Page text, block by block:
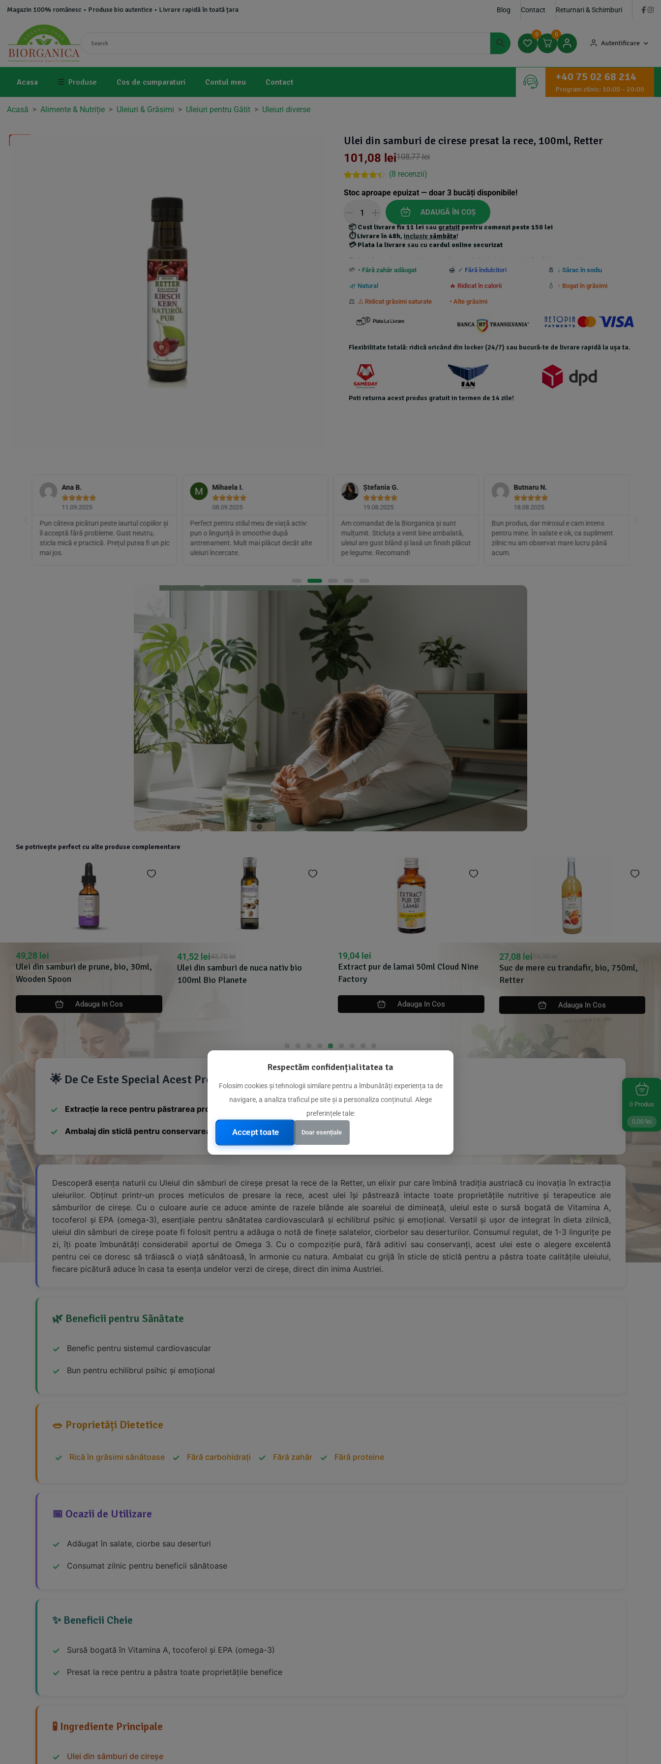
Magazin 100% românesc • Produse bio autentice • Livrare rapidă în toată țara Blog Contact Returnari & Schimburi
0 0
Autentificare
Acasa ☰ Produse Cos de cumparaturi Contul meu Contact +40 75 02 68 214
Program zilnic: 10:00 – 20:00
Acasă > Alimente & Nutriție > Uleiuri & Grăsimi > Uleiuri pentru Gătit > Uleiuri diverse
Ulei din samburi de cirese presat la rece, 100ml, Retter
108,77lei
101,08 lei
out of 5
customer
ratings
(8 recenzii)
Stoc aproape epuizat — doar3 bucăți disponibile!
ADAUGĂ ÎN COȘ
📦Cost livrare fix 11 leisaugratuitpentru comenzi peste 150 lei
⏱️Livrare în 48h,inclusiv sâmbăta!
💳Plata la livrare sau cu cardul online securizat
*Produsele foarte grele au costuri de transport suplimentare calculate la checkout și nu beneficiază de transport gratuit.
🌱 • Fără zahăr adăugat 🍯 ✓ Fără îndulcitori 🧂 ↓ Sărac în sodiu
🌿 Natural 🔥 Ridicat în calorii 💧 ↑ Bogat în grăsimi
⚖️ ⚠️ Ridicat grăsimi saturate • Alte grăsimi
Flexibilitate totală: ridică oricând din locker (24/7) sau bucură-te de livrare rapidă la ușa ta.
Poti returna acest produs gratuit in termen de 14 zile!
Ana B.

11.09.2025
Pun câteva picături peste iaurtul copiilor și
îl acceptă fără probleme. Gust neutru,
sticla mică e practică. Prețul putea fi un pic
mai jos.
Mihaela I.

08.09.2025
Perfect pentru stilul meu de viață activ:
pun o linguriță în smoothie după
antrenament. Mult mai plăcut decât alte
uleiuri încercate.
Ștefania G.

19.08.2025
Am comandat de la Biorganica și sunt
mulțumit. Sticluța a venit bine ambalată,
uleiul are gust blând și lasă un finish plăcut
pe legume. Recomand!
Butnaru N.

18.08.2025
Bun produs, dar mirosul e cam intens
pentru mine. În salate e ok, ca supliment
zilnic nu am observat mare lucru până
acum.
Se potrivește perfect cu alte produse complementare
Ulei din samburi de prune, bio, 30ml,
Wooden Spoon
49,28 lei
Adauga In Cos
Ulei din samburi de nuca nativ bio
100ml Bio Planete
43,70lei
41,52 lei
Extract pur de lamai 50ml Cloud Nine
Factory
19,04 lei
Adauga In Cos
Suc de mere cu trandafir, bio, 750ml,
Retter
27,08 lei
Adauga In Cos
🌟 De Ce Este Special Acest Produs
Extracție la rece pentru păstrarea proprietăților
Ambalaj din sticlă pentru conservarea calității
Descoperă esența naturii cu Uleiul din sâmburi de cireșe presat la rece de la Retter, un elixir pur care îmbină tradiția austriacă cu inovația în extracția
uleiurilor. Obținut printr-un proces meticulos de presare la rece, acest ulei își păstrează intacte toate proprietățile nutritive și terapeutice ale
sâmburilor de cireșe. Cu o culoare aurie ce aduce aminte de razele blânde ale soarelui de dimineață, uleiul este o sursă bogată de Vitamina A,
tocoferol și EPA (omega-3), esențiale pentru sănătatea cardiovasculară și echilibrul psihic și emoțional. Versatil și ușor de integrat în dieta zilnică,
uleiul din sâmburi de cireșe poate fi folosit pentru a adăuga o notă de finețe salatelor, ciorbelor sau deserturilor. Consumul regulat, de 1-3 lingurițe pe
zi, îți poate îmbunătăți considerabil aportul de Omega 3. Cu o compoziție pură, fără aditivi sau conservanți, acest ulei este o alegere excelentă
pentru cei ce doresc să trăiască o viață sănătoasă, în armonie cu natura. Ambalat cu grijă în sticle de sticlă pentru a păstra toate calitățile uleiului,
fiecare picătură aduce în casa ta esența undelor verzi de cireșe, direct din inima Austriei.
🌿 Beneficii pentru Sănătate
Benefic pentru sistemul cardiovascular
Bun pentru echilibrul psihic și emoțional
🥗 Proprietăți Dietetice
Rică în grăsimi sănătoase Fără carbohidrați Fără zahăr Fără proteine
📅 Ocazii de Utilizare
Adăugat în salate, ciorbe sau deserturi
Consumat zilnic pentru beneficii sănătoase
✨ Beneficii Cheie
Sursă bogată în Vitamina A, tocoferol și EPA (omega-3)
Presat la rece pentru a păstra toate proprietățile benefice
🧪 Ingrediente Principale
Ulei din sâmburi de cireșe
0 Produs
0,00 lei
Respectăm confidențialitatea ta
Folosim cookies și tehnologii similare pentru a îmbunătăți experiența ta de
navigare, a analiza traficul pe site și a personaliza conținutul. Alege
preferințele tale:
Accept toate Doar esențiale